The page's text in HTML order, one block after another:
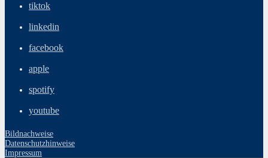
tiktok
linkedin
facebook
apple
spotify
youtube
Bildnachweise
Datenschutzhinweise
Impressum